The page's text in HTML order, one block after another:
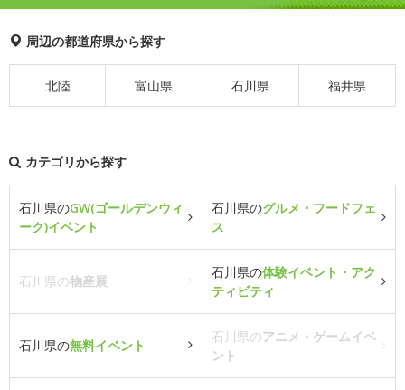
周辺の都道府県から探す
北陸 富山県 石川県 福井県
カテゴリから探す
石川県のGW(ゴールデンウィ
ーク)イベント
石川県のグルメ・フードフェ
ス
石川県の物産展
石川県の体験イベント・アク
ティビティ
石川県の無料イベント
石川県のアニメ・ゲームイベ
ント